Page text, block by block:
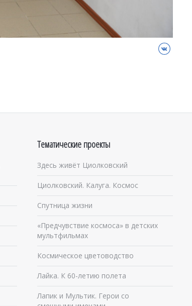
ВКонтакте
Тематические проекты
Здесь живёт Циолковский
Циолковский. Калуга. Космос
Спутница жизни
«Предчувствие космоса» в детских
мультфильмах
Космическое цветоводство
Лайка. К 60-летию полета
Лапик и Мультик. Герои со